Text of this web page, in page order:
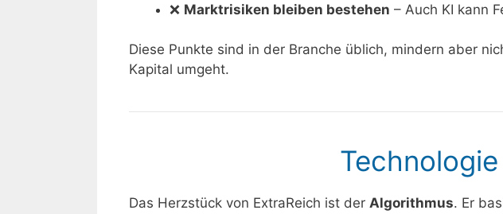
❌ Marktrisiken bleiben bestehen – Auch KI kann
Diese Punkte sind in der Branche üblich, mindern aber
Kapital umgeht.
Das Herzstück von ExtraReich ist der Algorithmus. Er